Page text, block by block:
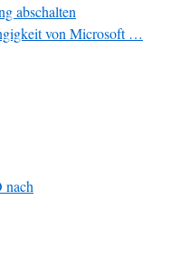
abschalten
von Microsoft …
nach